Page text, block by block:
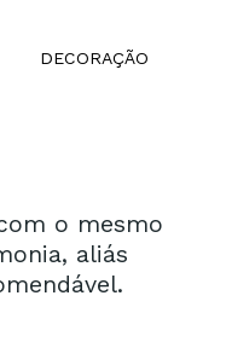
o mesmo
aliás
DECORAÇÃO